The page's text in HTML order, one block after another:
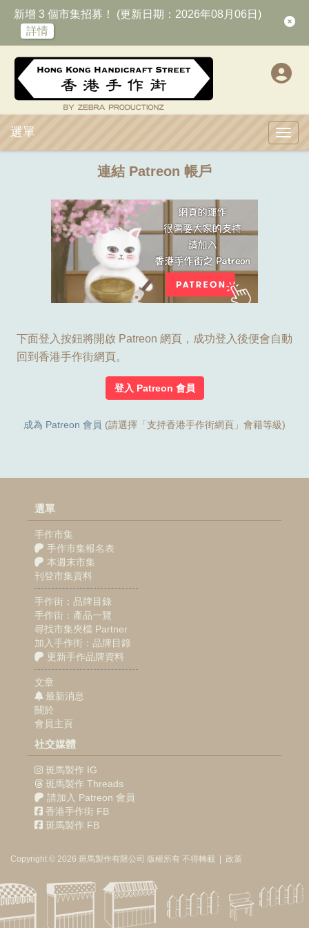
新增 3 個市集招募！ (更新日期：2026年08月06日)
詳情
選單
連結 Patreon 帳戶
下面登入按鈕將開啟 Patreon 網頁，成功登入後便會自動
回到香港手作街網頁。
登入 Patreon 會員
成為 Patreon 會員 (請選擇「支持香港手作街網頁」會籍等級)
選單
手作市集
手作市集報名表
本週末市集
刊登市集資料
手作街：品牌目錄
手作街：產品一覽
尋找市集夾檔 Partner
加入手作街：品牌目錄
更新手作品牌資料
文章
最新消息
關於
會員主頁
社交媒體
斑馬製作 IG
斑馬製作 Threads
請加入 Patreon 會員
香港手作街 FB
斑馬製作 FB
Copyright © 2026 斑馬製作有限公司 版權所有 不得轉載 政策